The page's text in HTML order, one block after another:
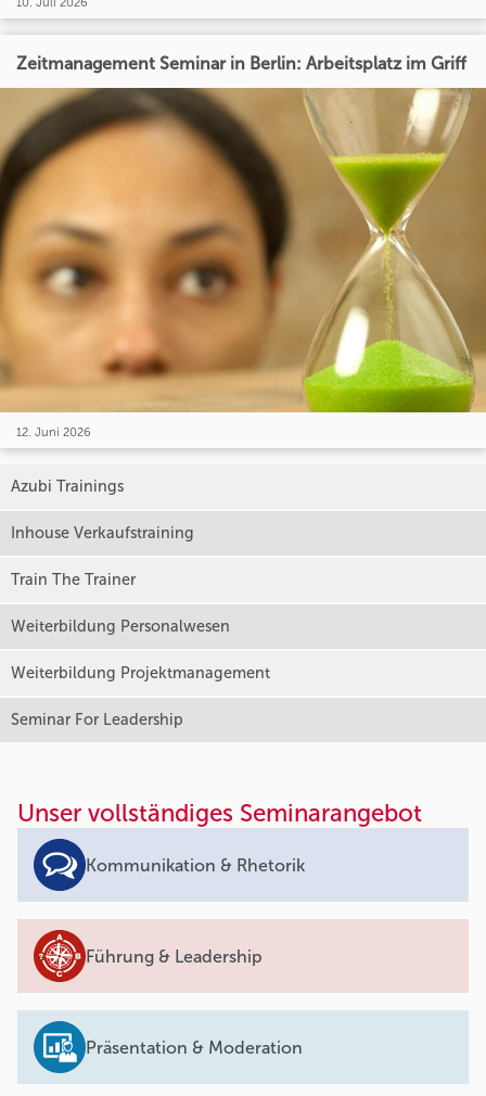
Zeitmanagement Seminar in Berlin: Arbeitsplatz im Griff
12. Juni 2026
Azubi Trainings
Inhouse Verkaufstraining
Train The Trainer
Weiterbildung Personalwesen
Weiterbildung Projektmanagement
Seminar For Leadership
Unser vollständiges Seminarangebot
Kommunikation & Rhetorik
Führung & Leadership
Präsentation & Moderation